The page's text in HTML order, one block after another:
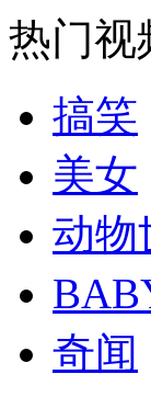
热门视
搞笑
美女
动物
奇闻